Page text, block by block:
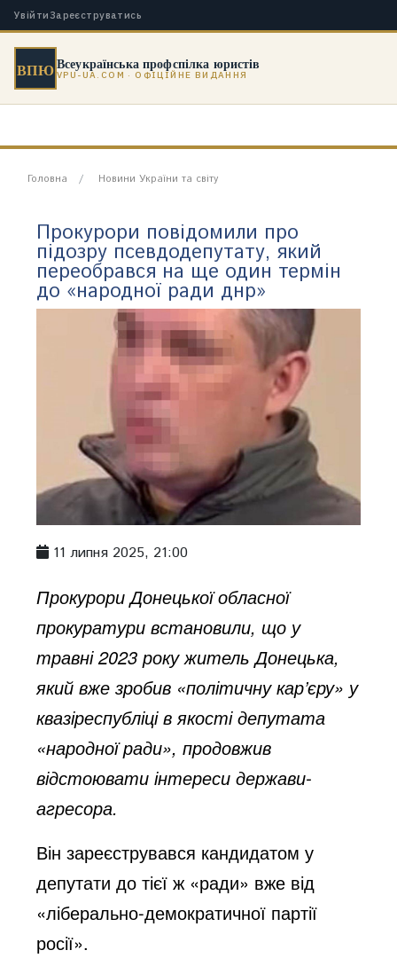
Увійти Зареєструватись
ВПЮВсеукраїнська профспілка юристів
VPU-UA.COM · ОФІЦІЙНЕ ВИДАННЯ
Головна Новини України та світу
Прокурори повідомили про
підозру псевдодепутату, який
переобрався на ще один термін
до «народної ради днр»
11 липня 2025, 21:00
Прокурори Донецької обласної
прокуратури встановили, що у
травні 2023 року житель Донецька,
який вже зробив «політичну кар’єру» у
квазіреспубліці в якості депутата
«народної ради», продовжив
відстоювати інтереси держави-
агресора.
Він зареєструвався кандидатом у
депутати до тієї ж «ради» вже від
«ліберально-демократичної партії
росії».